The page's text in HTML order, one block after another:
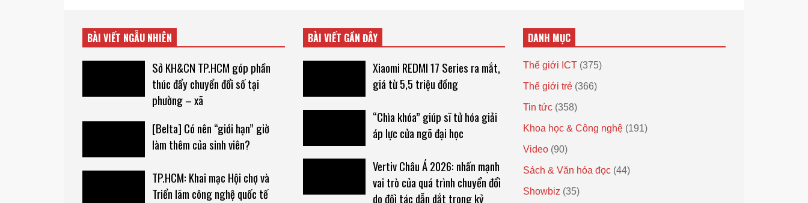
BÀI VIẾT NGẪU NHIÊN
Sở KH&CN TP.HCM góp phần
thúc đẩy chuyển đổi số tại
phường – xã
[Belta] Có nên “giới hạn” giờ
làm thêm của sinh viên?
TP.HCM: Khai mạc Hội chợ và
Triển lãm công nghệ quốc tế
BÀI VIẾT GẦN ĐÂY
Xiaomi REDMI 17 Series ra mắt,
giá từ 5,5 triệu đồng
“Chìa khóa” giúp sĩ tử hóa giải
áp lực cửa ngõ đại học
Vertiv Châu Á 2026: nhấn mạnh
vai trò của quá trình chuyển đổi
do đối tác dẫn dắt trong kỷ
DANH MỤC
Thế giới ICT (375)
Thế giới trẻ (366)
Tin tức (358)
Khoa học & Công nghệ (191)
Video (90)
Sách & Văn hóa đọc (44)
Showbiz (35)